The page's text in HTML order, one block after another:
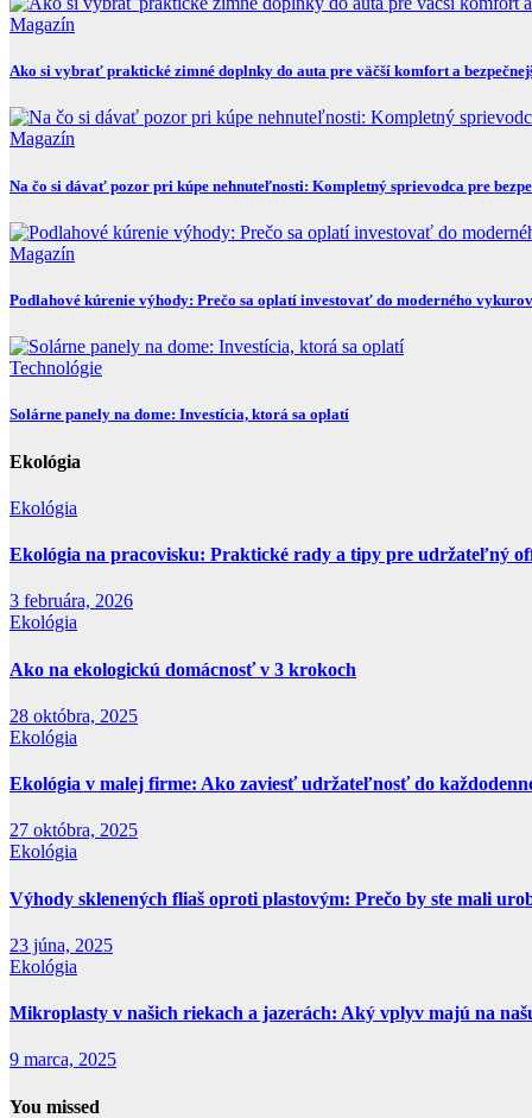
Magazín
Ako si vybrať praktické zimné doplnky do auta pre väčší komfort a
Magazín
Na čo si dávať pozor pri kúpe nehnuteľnosti: Kompletný sprievodca pre
Magazín
Podlahové kúrenie výhody: Prečo sa oplatí investovať do moderného
Technológie
Solárne panely na dome: Investícia, ktorá sa oplatí
Ekológia
Ekológia
Ekológia na pracovisku: Praktické rady a tipy pre udržateľný
3 februára, 2026
Ekológia
Ako na ekologickú domácnosť v 3 krokoch
28 októbra, 2025
Ekológia
Ekológia v malej firme: Ako zaviesť udržateľnosť do
27 októbra, 2025
Ekológia
Výhody sklenených fliaš oproti plastovým: Prečo by ste mali
23 júna, 2025
Ekológia
Mikroplasty v našich riekach a jazerách: Aký vplyv majú na
9 marca, 2025
You missed